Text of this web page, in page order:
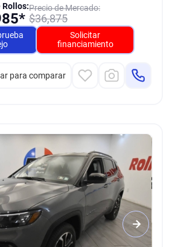
Precio de Mercado:
$36,875
Rollos:
Solicitar
financiamiento
para comparar